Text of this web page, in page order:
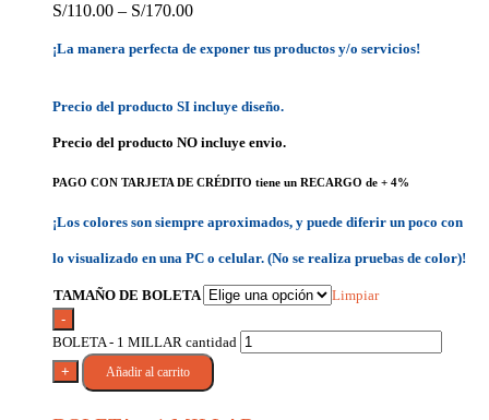
S/110.00 – S/170.00
¡La manera perfecta de exponer tus productos y/o servicios!
Precio del producto SI incluye diseño.
Precio del producto NO incluye envio.
PAGO CON TARJETA DE CRÉDITO tiene un RECARGO de + 4%
¡Los colores son siempre aproximados, y puede diferir un poco con
lo visualizado en una PC o celular. (No se realiza pruebas de color)!
TAMAÑO DE BOLETA
Limpiar
-
BOLETA - 1 MILLAR cantidad
+
Añadir al carrito